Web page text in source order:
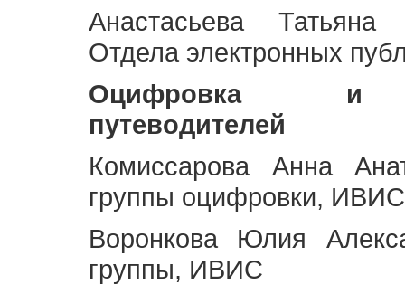
Анастасьева Татьяна
Отдела электронных
Оцифровка и
путеводителей
Комиссарова Анна
группы оцифровки, ИВИС
Воронкова Юлия
группы, ИВИС